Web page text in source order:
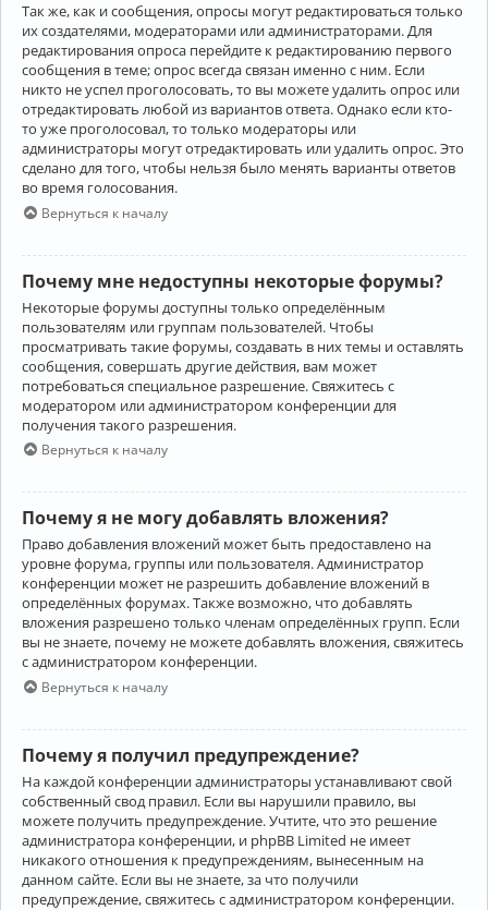
Так же, как и сообщения, опросы могут редактироваться только
их создателями, модераторами или администраторами. Для
редактирования опроса перейдите к редактированию первого
сообщения в теме; опрос всегда связан именно с ним. Если
никто не успел проголосовать, то вы можете удалить опрос или
отредактировать любой из вариантов ответа. Однако если кто-
то уже проголосовал, то только модераторы или
администраторы могут отредактировать или удалить опрос. Это
сделано для того, чтобы нельзя было менять варианты ответов
во время голосования.
Вернуться к началу
Почему мне недоступны некоторые форумы?
Некоторые форумы доступны только определённым
пользователям или группам пользователей. Чтобы
просматривать такие форумы, создавать в них темы и оставлять
сообщения, совершать другие действия, вам может
потребоваться специальное разрешение. Свяжитесь с
модератором или администратором конференции для
получения такого разрешения.
Вернуться к началу
Почему я не могу добавлять вложения?
Право добавления вложений может быть предоставлено на
уровне форума, группы или пользователя. Администратор
конференции может не разрешить добавление вложений в
определённых форумах. Также возможно, что добавлять
вложения разрешено только членам определённых групп. Если
вы не знаете, почему не можете добавлять вложения, свяжитесь
с администратором конференции.
Вернуться к началу
Почему я получил предупреждение?
На каждой конференции администраторы устанавливают свой
собственный свод правил. Если вы нарушили правило, вы
можете получить предупреждение. Учтите, что это решение
администратора конференции, и phpBB Limited не имеет
никакого отношения к предупреждениям, вынесенным на
данном сайте. Если вы не знаете, за что получили
предупреждение, свяжитесь с администратором конференции.